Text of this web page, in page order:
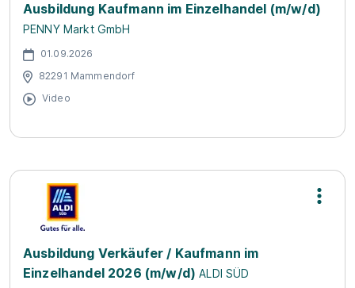
Ausbildung Kaufmann im Einzelhandel (m/w/d)
PENNY Markt GmbH
01.09.2026
82291 Mammendorf
Video
Ausbildung Verkäufer / Kaufmann im
Einzelhandel 2026 (m/w/d) ALDI SÜD